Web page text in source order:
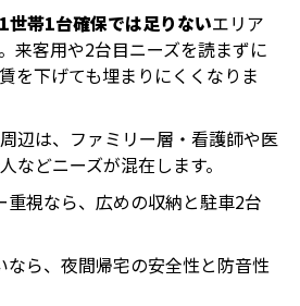
1世帯1台確保では足りないエリア
来客用や2台目ニーズを読まずに
を下げても埋まりにくくなりま
辺は、ファミリー層・看護師や医
などニーズが混在します。
重視なら、広めの収納と駐車2台
なら、夜間帰宅の安全性と防音性